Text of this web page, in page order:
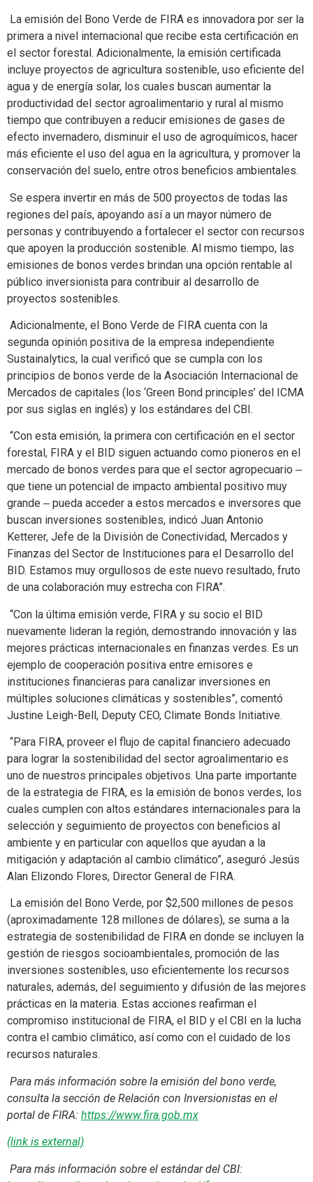
La emisión del Bono Verde de FIRA es innovadora por ser la
primera a nivel internacional que recibe esta certificación en
el sector forestal. Adicionalmente, la emisión certificada
incluye proyectos de agricultura sostenible, uso eficiente del
agua y de energía solar, los cuales buscan aumentar la
productividad del sector agroalimentario y rural al mismo
tiempo que contribuyen a reducir emisiones de gases de
efecto invernadero, disminuir el uso de agroquímicos, hacer
más eficiente el uso del agua en la agricultura, y promover la
conservación del suelo, entre otros beneficios ambientales.
Se espera invertir en más de 500 proyectos de todas las
regiones del país, apoyando así a un mayor número de
personas y contribuyendo a fortalecer el sector con recursos
que apoyen la producción sostenible. Al mismo tiempo, las
emisiones de bonos verdes brindan una opción rentable al
público inversionista para contribuir al desarrollo de
proyectos sostenibles.
Adicionalmente, el Bono Verde de FIRA cuenta con la
segunda opinión positiva de la empresa independiente
Sustainalytics, la cual verificó que se cumpla con los
principios de bonos verde de la Asociación Internacional de
Mercados de capitales (los ‘Green Bond principles’ del ICMA
por sus siglas en inglés) y los estándares del CBI.
“Con esta emisión, la primera con certificación en el sector
forestal, FIRA y el BID siguen actuando como pioneros en el
mercado de bonos verdes para que el sector agropecuario ‒
que tiene un potencial de impacto ambiental positivo muy
grande ‒ pueda acceder a estos mercados e inversores que
buscan inversiones sostenibles, indicó Juan Antonio
Ketterer, Jefe de la División de Conectividad, Mercados y
Finanzas del Sector de Instituciones para el Desarrollo del
BID. Estamos muy orgullosos de este nuevo resultado, fruto
de una colaboración muy estrecha con FIRA”.
“Con la última emisión verde, FIRA y su socio el BID
nuevamente lideran la región, demostrando innovación y las
mejores prácticas internacionales en finanzas verdes. Es un
ejemplo de cooperación positiva entre emisores e
instituciones financieras para canalizar inversiones en
múltiples soluciones climáticas y sostenibles”, comentó
Justine Leigh-Bell, Deputy CEO, Climate Bonds Initiative.
“Para FIRA, proveer el flujo de capital financiero adecuado
para lograr la sostenibilidad del sector agroalimentario es
uno de nuestros principales objetivos. Una parte importante
de la estrategia de FIRA, es la emisión de bonos verdes, los
cuales cumplen con altos estándares internacionales para la
selección y seguimiento de proyectos con beneficios al
ambiente y en particular con aquellos que ayudan a la
mitigación y adaptación al cambio climático”, aseguró Jesús
Alan Elizondo Flores, Director General de FIRA.
La emisión del Bono Verde, por $2,500 millones de pesos
(aproximadamente 128 millones de dólares), se suma a la
estrategia de sostenibilidad de FIRA en donde se incluyen la
gestión de riesgos socioambientales, promoción de las
inversiones sostenibles, uso eficientemente los recursos
naturales, además, del seguimiento y difusión de las mejores
prácticas en la materia. Estas acciones reafirman el
compromiso institucional de FIRA, el BID y el CBI en la lucha
contra el cambio climático, así como con el cuidado de los
recursos naturales.
Para más información sobre la emisión del bono verde,
consulta la sección de Relación con Inversionistas en el
portal de FIRA: https://www.fira.gob.mx
(link is external)
Para más información sobre el estándar del CBI: